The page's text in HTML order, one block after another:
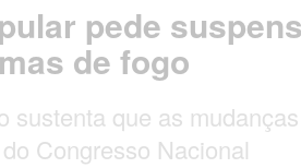
pede
de fogo
sustenta que as
Congresso Nacional